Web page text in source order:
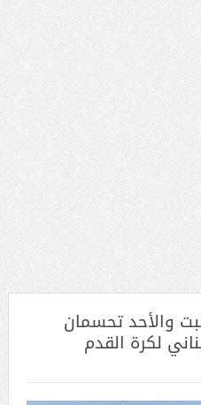
والأحد تحسمان
لكرة القدم